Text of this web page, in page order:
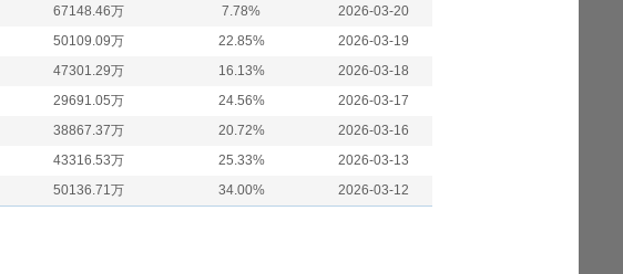
67148.46万 7.78%
2026-03-20
50109.09万 22.85%
2026-03-19
47301.29万 16.13%
2026-03-18
29691.05万 24.56%
2026-03-17
38867.37万 20.72%
2026-03-16
43316.53万 25.33%
2026-03-13
50136.71万 34.00% 2026-03-12